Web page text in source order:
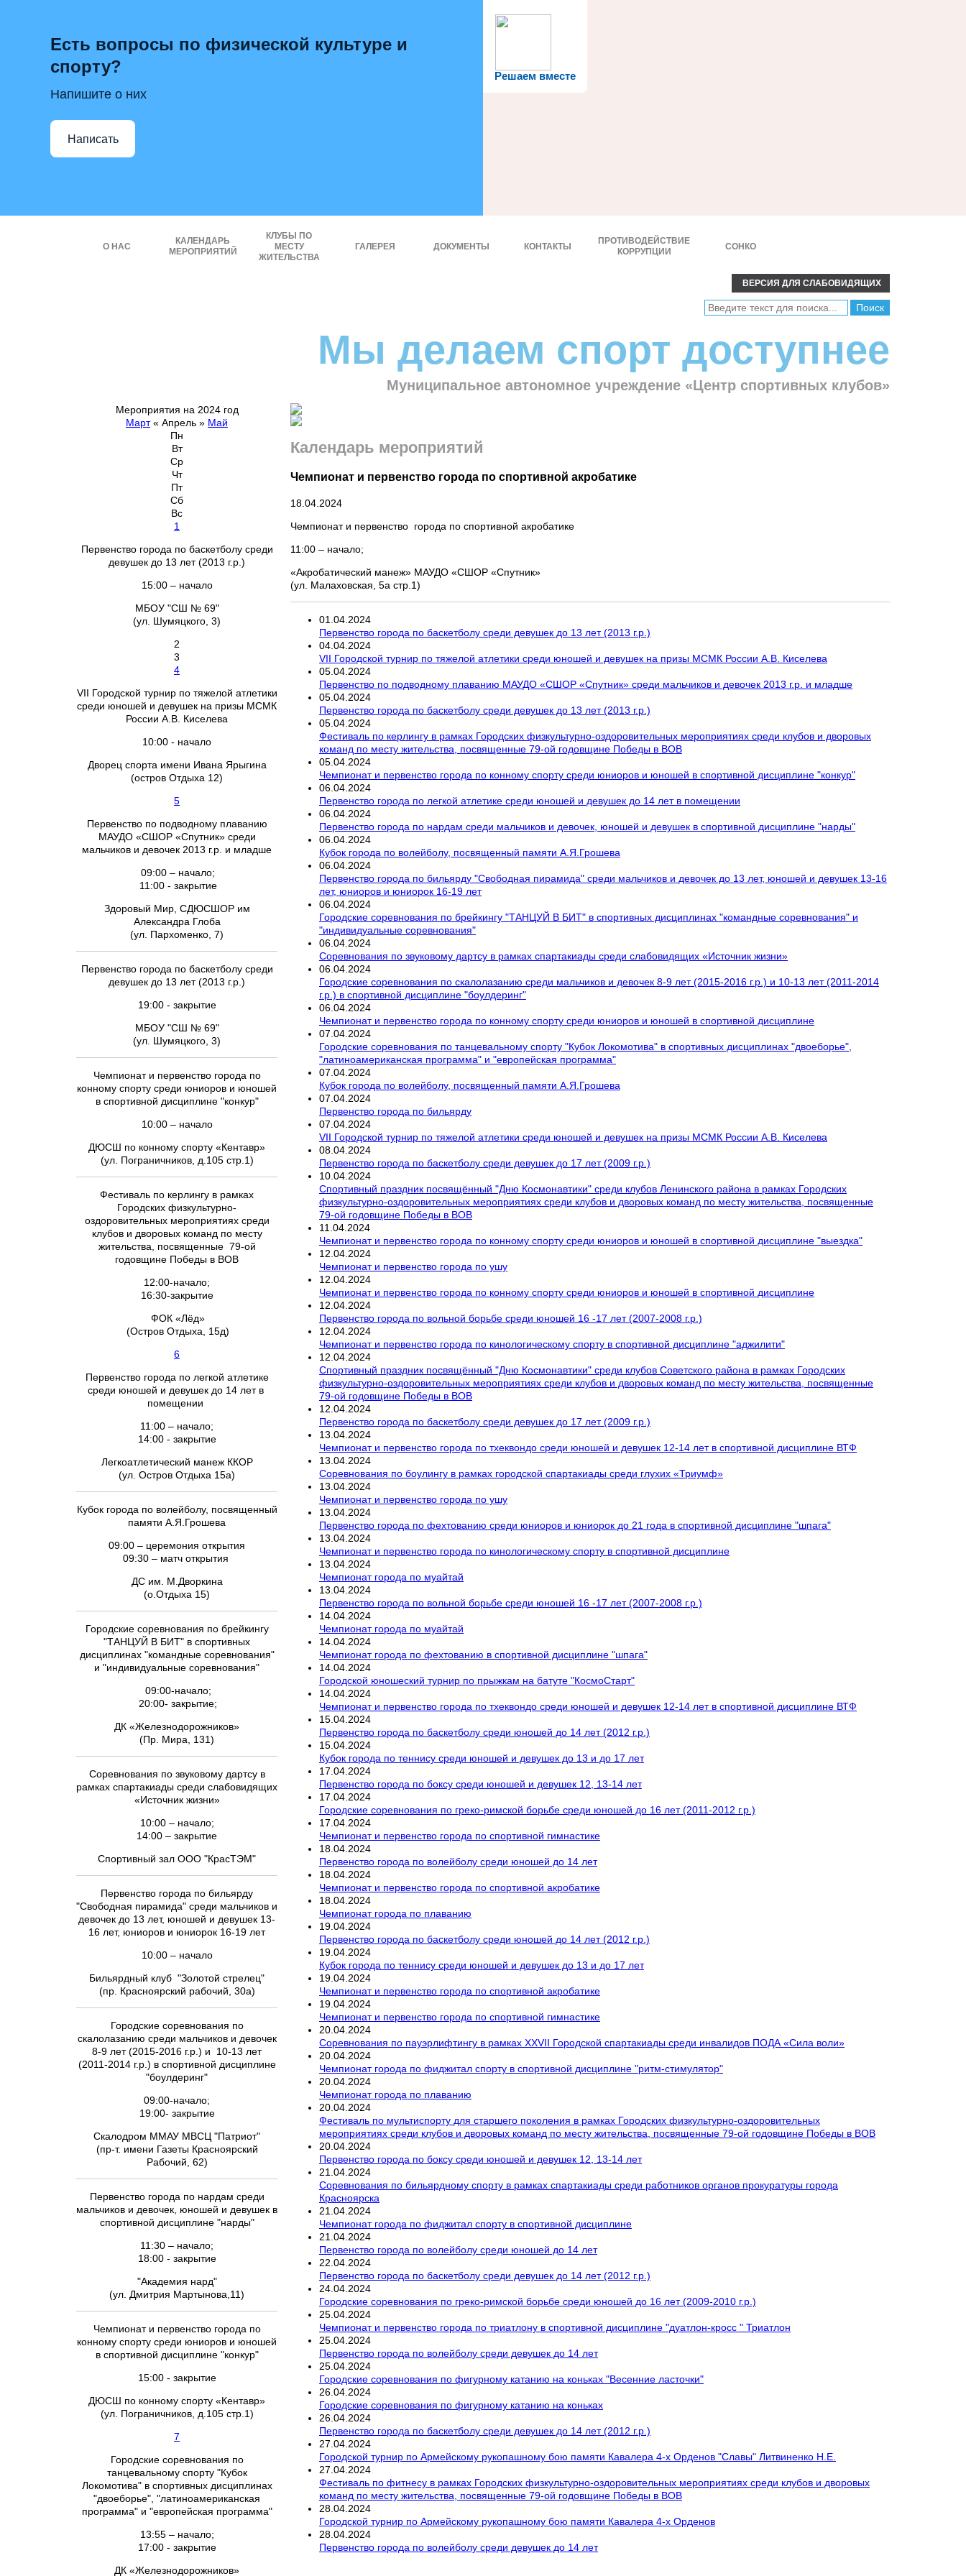
Решаем вместе
Есть вопросы по физической культуре и
спорту?
Напишите о них
Написать
О НАС
КАЛЕНДАРЬ
МЕРОПРИЯТИЙ
КЛУБЫ ПО
МЕСТУ
ЖИТЕЛЬСТВА
ГАЛЕРЕЯ ДОКУМЕНТЫ КОНТАКТЫ
ПРОТИВОДЕЙСТВИЕ
КОРРУПЦИИ
СОНКО
ВЕРСИЯ ДЛЯ СЛАБОВИДЯЩИХ
Мы делаем спорт доступнее
Муниципальное автономное учреждение «Центр спортивных клубов»
Мероприятия на 2024 год
Март« Апрель » Май
Пн
Вт
Ср
Чт
Пт
Сб
Вс
1
Первенство города по баскетболу среди
девушек до 13 лет (2013 г.р.)
15:00 – начало
МБОУ "СШ № 69"
(ул. Шумяцкого, 3)
2
3
4
VII Городской турнир по тяжелой атлетики
среди юношей и девушек на призы МСМК
России А.В. Киселева
10:00 - начало
Дворец спорта имени Ивана Ярыгина
(остров Отдыха 12)
5
Первенство по подводному плаванию
МАУДО «СШОР «Спутник» среди
мальчиков и девочек 2013 г.р. и младше
09:00 – начало;
11:00 - закрытие
Здоровый Мир, СДЮСШОР им
Александра Глоба
(ул. Пархоменко, 7)
Первенство города по баскетболу среди
девушек до 13 лет (2013 г.р.)
19:00 - закрытие
МБОУ "СШ № 69"
(ул. Шумяцкого, 3)
Чемпионат и первенство города по
конному спорту среди юниоров и юношей
в спортивной дисциплине "конкур"
10:00 – начало
ДЮСШ по конному спорту «Кентавр»
(ул. Пограничников, д.105 стр.1)
Фестиваль по керлингу в рамках
Городских физкультурно-
оздоровительных мероприятиях среди
клубов и дворовых команд по месту
жительства, посвященные 79-ой
годовщине Победы в ВОВ
12:00-начало;
16:30-закрытие
ФОК «Лёд»
(Остров Отдыха, 15д)
6
Первенство города по легкой атлетике
среди юношей и девушек до 14 лет в
помещении
11:00 – начало;
14:00 - закрытие
Легкоатлетический манеж ККОР
(ул. Остров Отдыха 15а)
Кубок города по волейболу, посвященный
памяти А.Я.Грошева
09:00 – церемония открытия
09:30 – матч открытия
ДС им. М.Дворкина
(о.Отдыха 15)
Городские соревнования по брейкингу
"ТАНЦУЙ В БИТ" в спортивных
дисциплинах "командные соревнования"
и "индивидуальные соревнования"
09:00-начало;
20:00- закрытие;
ДК «Железнодорожников»
(Пр. Мира, 131)
Соревнования по звуковому дартсу в
рамках спартакиады среди слабовидящих
«Источник жизни»
10:00 – начало;
14:00 – закрытие
Спортивный зал ООО "КрасТЭМ"
Первенство города по бильярду
"Свободная пирамида" среди мальчиков и
девочек до 13 лет, юношей и девушек 13-
16 лет, юниоров и юниорок 16-19 лет
10:00 – начало
Бильярдный клуб "Золотой стрелец"
(пр. Красноярский рабочий, 30а)
Городские соревнования по
скалолазанию среди мальчиков и девочек
8-9 лет (2015-2016 г.р.) и 10-13 лет
(2011-2014 г.р.) в спортивной дисциплине
"боулдеринг"
09:00-начало;
19:00- закрытие
Скалодром ММАУ МВСЦ "Патриот"
(пр-т. имени Газеты Красноярский
Рабочий, 62)
Первенство города по нардам среди
мальчиков и девочек, юношей и девушек в
спортивной дисциплине "нарды"
11:30 – начало;
18:00 - закрытие
"Академия нард"
(ул. Дмитрия Мартынова,11)
Чемпионат и первенство города по
конному спорту среди юниоров и юношей
в спортивной дисциплине "конкур"
15:00 - закрытие
ДЮСШ по конному спорту «Кентавр»
(ул. Пограничников, д.105 стр.1)
7
Городские соревнования по
танцевальному спорту "Кубок
Локомотива" в спортивных дисциплинах
"двоеборье", "латиноамериканская
программа" и "европейская программа"
13:55 – начало;
17:00 - закрытие
ДК «Железнодорожников»
Календарь мероприятий
Чемпионат и первенство города по спортивной акробатике
18.04.2024
Чемпионат и первенство города по спортивной акробатике
11:00 – начало;
«Акробатический манеж» МАУДО «СШОР «Спутник»
(ул. Малаховская, 5а стр.1)
01 04 2024
Первенство города по баскетболу среди девушек до 13 лет (2013 г.р.)
04 04 2024
VII Городской турнир по тяжелой атлетики среди юношей и девушек на призы МСМК России А.В. Киселева
05 04 2024
Первенство по подводному плаванию МАУДО «СШОР «Спутник» среди мальчиков и девочек 2013 г.р. и младше
05 04 2024
Первенство города по баскетболу среди девушек до 13 лет (2013 г.р.)
05 04 2024
Фестиваль по керлингу в рамках Городских физкультурно-оздоровительных мероприятиях среди клубов и дворовых
команд по месту жительства, посвященные 79-ой годовщине Победы в ВОВ
05 04 2024
Чемпионат и первенство города по конному спорту среди юниоров и юношей в спортивной дисциплине "конкур"
06 04 2024
Первенство города по легкой атлетике среди юношей и девушек до 14 лет в помещении
06 04 2024
Первенство города по нардам среди мальчиков и девочек, юношей и девушек в спортивной дисциплине "нарды"
06 04 2024
Кубок города по волейболу, посвященный памяти А.Я.Грошева
06 04 2024
Первенство города по бильярду "Свободная пирамида" среди мальчиков и девочек до 13 лет, юношей и девушек 13-16
лет, юниоров и юниорок 16-19 лет
06 04 2024
Городские соревнования по брейкингу "ТАНЦУЙ В БИТ" в спортивных дисциплинах "командные соревнования" и
"индивидуальные соревнования"
06 04 2024
Соревнования по звуковому дартсу в рамках спартакиады среди слабовидящих «Источник жизни»
06 04 2024
Городские соревнования по скалолазанию среди мальчиков и девочек 8-9 лет (2015-2016 г.р.) и 10-13 лет (2011-2014
г.р.) в спортивной дисциплине "боулдеринг"
06 04 2024
Чемпионат и первенство города по конному спорту среди юниоров и юношей в спортивной дисциплине
07 04 2024
Городские соревнования по танцевальному спорту "Кубок Локомотива" в спортивных дисциплинах "двоеборье",
"латиноамериканская программа" и "европейская программа"
07 04 2024
Кубок города по волейболу, посвященный памяти А.Я.Грошева
07 04 2024
Первенство города по бильярду
07 04 2024
VII Городской турнир по тяжелой атлетики среди юношей и девушек на призы МСМК России А.В. Киселева
08 04 2024
Первенство города по баскетболу среди девушек до 17 лет (2009 г.р.)
10 04 2024
Спортивный праздник посвящённый "Дню Космонавтики" среди клубов Ленинского района в рамках Городских
физкультурно-оздоровительных мероприятиях среди клубов и дворовых команд по месту жительства, посвященные
79-ой годовщине Победы в ВОВ
11 04 2024
Чемпионат и первенство города по конному спорту среди юниоров и юношей в спортивной дисциплине "выездка"
12 04 2024
Чемпионат и первенство города по ушу
12 04 2024
Чемпионат и первенство города по конному спорту среди юниоров и юношей в спортивной дисциплине
12 04 2024
Первенство города по вольной борьбе среди юношей 16 -17 лет (2007-2008 г.р.)
12 04 2024
Чемпионат и первенство города по кинологическому спорту в спортивной дисциплине "аджилити"
12 04 2024
Спортивный праздник посвящённый "Дню Космонавтики" среди клубов Советского района в рамках Городских
физкультурно-оздоровительных мероприятиях среди клубов и дворовых команд по месту жительства, посвященные
79-ой годовщине Победы в ВОВ
12 04 2024
Первенство города по баскетболу среди девушек до 17 лет (2009 г.р.)
13 04 2024
Чемпионат и первенство города по тхеквондо среди юношей и девушек 12-14 лет в спортивной дисциплине ВТФ
13 04 2024
Соревнования по боулингу в рамках городской спартакиады среди глухих «Триумф»
13 04 2024
Чемпионат и первенство города по ушу
13 04 2024
Первенство города по фехтованию среди юниоров и юниорок до 21 года в спортивной дисциплине "шпага"
13 04 2024
Чемпионат и первенство города по кинологическому спорту в спортивной дисциплине
13 04 2024
Чемпионат города по муайтай
13 04 2024
Первенство города по вольной борьбе среди юношей 16 -17 лет (2007-2008 г.р.)
14 04 2024
Чемпионат города по муайтай
14 04 2024
Чемпионат города по фехтованию в спортивной дисциплине "шпага"
14 04 2024
Городской юношеский турнир по прыжкам на батуте "КосмоСтарт"
14 04 2024
Чемпионат и первенство города по тхеквондо среди юношей и девушек 12-14 лет в спортивной дисциплине ВТФ
15 04 2024
Первенство города по баскетболу среди юношей до 14 лет (2012 г.р.)
15 04 2024
Кубок города по теннису среди юношей и девушек до 13 и до 17 лет
17 04 2024
Первенство города по боксу среди юношей и девушек 12, 13-14 лет
17 04 2024
Городские соревнования по греко-римской борьбе среди юношей до 16 лет (2011-2012 г.р.)
17 04 2024
Чемпионат и первенство города по спортивной гимнастике
18 04 2024
Первенство города по волейболу среди юношей до 14 лет
18 04 2024
Чемпионат и первенство города по спортивной акробатике
18 04 2024
Чемпионат города по плаванию
19 04 2024
Первенство города по баскетболу среди юношей до 14 лет (2012 г.р.)
19 04 2024
Кубок города по теннису среди юношей и девушек до 13 и до 17 лет
19 04 2024
Чемпионат и первенство города по спортивной акробатике
19 04 2024
Чемпионат и первенство города по спортивной гимнастике
20 04 2024
Соревнования по пауэрлифтингу в рамках XXVII Городской спартакиады среди инвалидов ПОДА «Сила воли»
20 04 2024
Чемпионат города по фиджитал спорту в спортивной дисциплине "ритм-стимулятор"
20 04 2024
Чемпионат города по плаванию
20 04 2024
Фестиваль по мультиспорту для старшего поколения в рамках Городских физкультурно-оздоровительных
мероприятиях среди клубов и дворовых команд по месту жительства, посвященные 79-ой годовщине Победы в ВОВ
20 04 2024
Первенство города по боксу среди юношей и девушек 12, 13-14 лет
21 04 2024
Соревнования по бильярдному спорту в рамках спартакиады среди работников органов прокуратуры города
Красноярска
21 04 2024
Чемпионат города по фиджитал спорту в спортивной дисциплине
21 04 2024
Первенство города по волейболу среди юношей до 14 лет
22 04 2024
Первенство города по баскетболу среди девушек до 14 лет (2012 г.р.)
24 04 2024
Городские соревнования по греко-римской борьбе среди юношей до 16 лет (2009-2010 г.р.)
25 04 2024
Чемпионат и первенство города по триатлону в спортивной дисциплине "дуатлон-кросс " Триатлон
25 04 2024
Первенство города по волейболу среди девушек до 14 лет
25 04 2024
Городские соревнования по фигурному катанию на коньках "Весенние ласточки"
26 04 2024
Городские соревнования по фигурному катанию на коньках
26 04 2024
Первенство города по баскетболу среди девушек до 14 лет (2012 г.р.)
27 04 2024
Городской турнир по Армейскому рукопашному бою памяти Кавалера 4-х Орденов "Славы" Литвиненко Н.Е.
27 04 2024
Фестиваль по фитнесу в рамках Городских физкультурно-оздоровительных мероприятиях среди клубов и дворовых
команд по месту жительства, посвященные 79-ой годовщине Победы в ВОВ
28 04 2024
Городской турнир по Армейскому рукопашному бою памяти Кавалера 4-х Орденов
28 04 2024
Первенство города по волейболу среди девушек до 14 лет